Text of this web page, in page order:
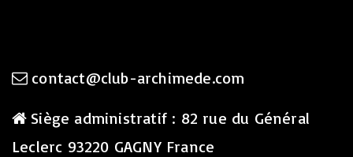
contact@club-archimede.com
Siège administratif : 82 rue du Général
Leclerc 93220 GAGNY France